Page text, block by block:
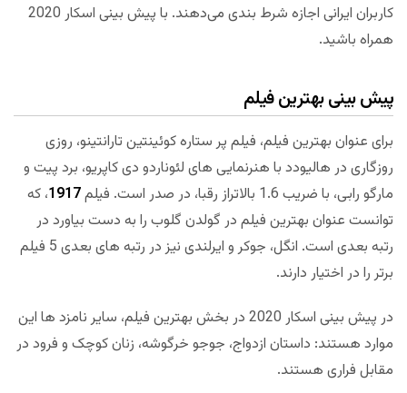
کاربران ایرانی اجازه شرط بندی می‌دهند. با پیش بینی اسکار 2020
همراه باشید.
پیش بینی بهترین فیلم
برای عنوان بهترین فیلم، فیلم پر ستاره کوئینتین تارانتینو، روزی
روزگاری در هالیودد با هنرنمایی های لئوناردو دی کاپریو، برد پیت و
مارگو رابی، با ضریب 1.6 بالاتراز رقبا، در صدر است. فیلم
1917، که
توانست عنوان بهترین فیلم در گولدن گلوب را به دست بیاورد در
رتبه بعدی است. انگل، جوکر و ایرلندی نیز در رتبه های بعدی 5 فیلم
برتر را در اختیار دارند.
در پیش بینی اسکار 2020 در بخش بهترین فیلم، سایر نامزد ها این
موارد هستند: داستان ازدواج، جوجو خرگوشه، زنان کوچک و فرود در
مقابل فراری هستند.